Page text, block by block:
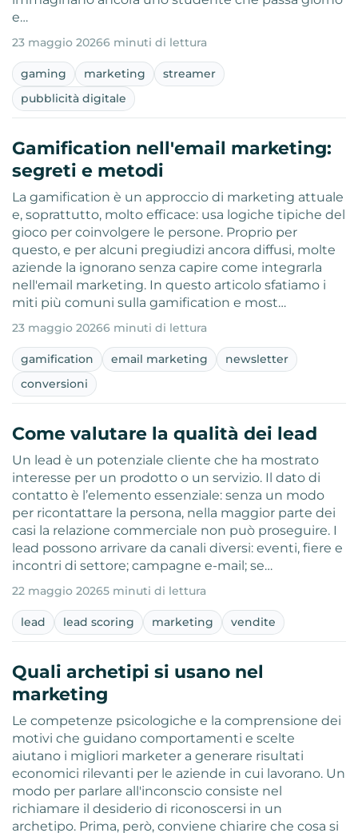
e…
23 maggio 20266 minuti di lettura
gaming marketing
streamer
pubblicità digitale
Gamification nell'email marketing:
segreti e metodi
La gamification è un approccio di marketing attuale
e, soprattutto, molto efficace: usa logiche tipiche del
gioco per coinvolgere le persone. Proprio per
questo, e per alcuni pregiudizi ancora diffusi, molte
aziende la ignorano senza capire come integrarla
nell'email marketing. In questo articolo sfatiamo i
miti più comuni sulla gamification e most…
23 maggio 20266 minuti di lettura
gamification email marketing
newsletter
conversioni
Come valutare la qualità dei lead
Un lead è un potenziale cliente che ha mostrato
interesse per un prodotto o un servizio. Il dato di
contatto è l’elemento essenziale: senza un modo
per ricontattare la persona, nella maggior parte dei
casi la relazione commerciale non può proseguire. I
lead possono arrivare da canali diversi: eventi, fiere e
incontri di settore; campagne e-mail; se…
22 maggio 20265 minuti di lettura
lead lead scoring marketing vendite
Quali archetipi si usano nel
marketing
Le competenze psicologiche e la comprensione dei
motivi che guidano comportamenti e scelte
aiutano i migliori marketer a generare risultati
economici rilevanti per le aziende in cui lavorano. Un
modo per parlare all'inconscio consiste nel
richiamare il desiderio di riconoscersi in un
archetipo. Prima, però, conviene chiarire che cosa si